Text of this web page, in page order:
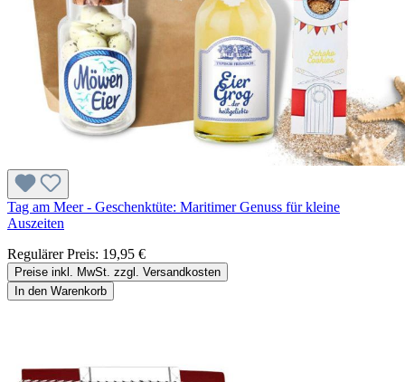
Tag am Meer - Geschenktüte: Maritimer Genuss für kleine
Auszeiten
Regulärer Preis: 19,95 €
Preise inkl. MwSt. zzgl. Versandkosten
In den Warenkorb